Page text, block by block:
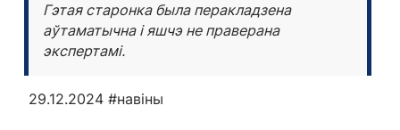
Гэтая старонка была перакладзена
аўтаматычна і яшчэ не праверана
экспертамі.
29.12.2024 #навіны